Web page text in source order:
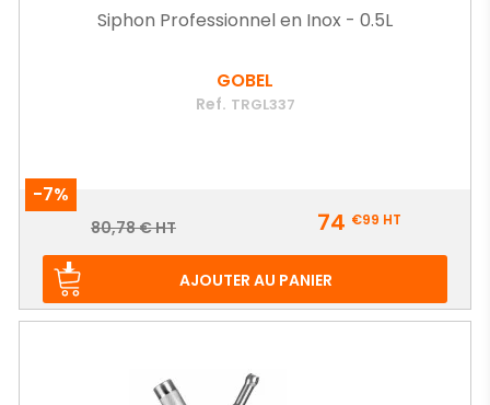
Siphon Professionnel en Inox - 0.5L
GOBEL
Ref. TRGL337
-7%
Prix
Prix
80,78 € HT 74 €99 HT
AJOUTER AU PANIER